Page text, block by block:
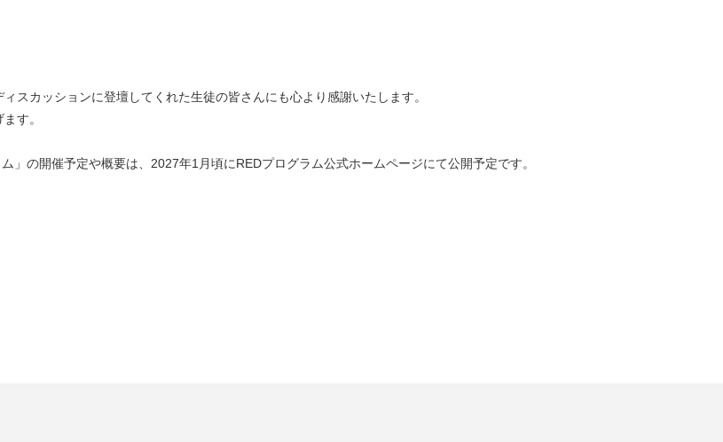
スカッションに登壇してくれた生徒の皆さんにも心より感謝いたします。
す。
」の開催予定や概要は、 2027年1 月頃にREDプログラム公式ホームページにて公開予定です。